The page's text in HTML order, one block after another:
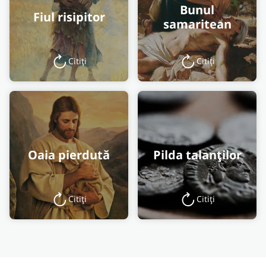
Fiul risipitor
Citiți
Bunul
samaritean
Citiți
Oaia pierdută
Citiți
Pilda talanților
Citiți